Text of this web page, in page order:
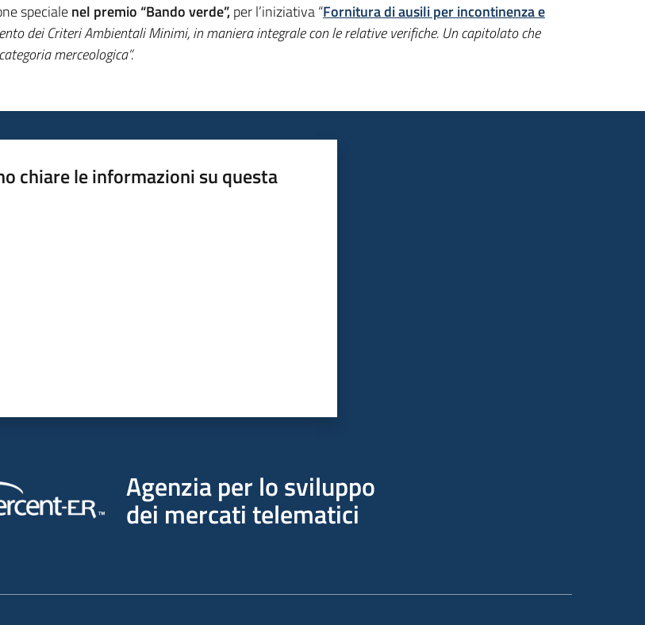
specialenel premio “Bando verde”,per l’iniziativa “Fornitura di ausili per incontinenza e
dei Criteri Ambientali Minimi, in maniera integrale con le relative verifiche. Un capitolato che
merceologica”.
chiare le informazioni su questa
Agenzia per lo sviluppo
dei mercati telematici